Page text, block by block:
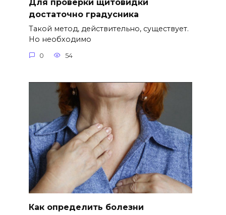
Для проверки щитовидки
достаточно градусника
Такой метод, действительно, существует.
Но необходимо
0 54
Как определить болезни